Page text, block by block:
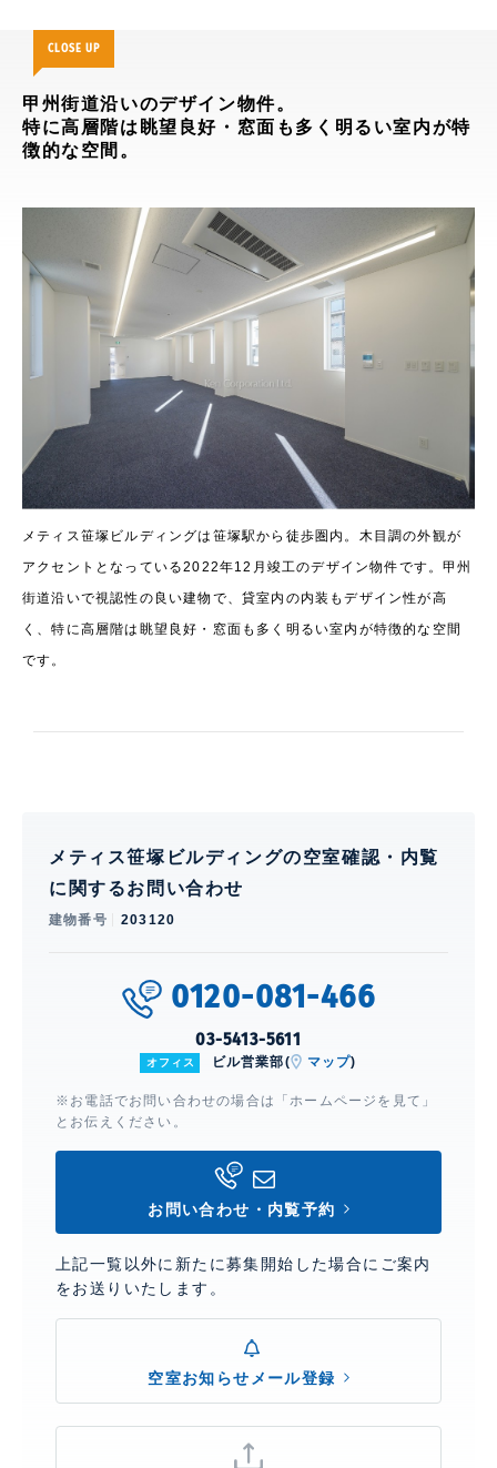
CLOSE UP
甲州街道沿いのデザイン物件。
特に高層階は眺望良好・窓面も多く明るい室内が特
徴的な空間。
メティス笹塚ビルディングは笹塚駅から徒歩圏内。木目調の外観が
アクセントとなっている2022年12月竣工のデザイン物件です。甲州
街道沿いで視認性の良い建物で、貸室内の内装もデザイン性が高
く、特に高層階は眺望良好・窓面も多く明るい室内が特徴的な空間
です。
メティス笹塚ビルディングの空室確認・内覧
に関するお問い合わせ
建物番号 203120
0120-081-466
03-5413-5611
オフィス ビル営業部( マップ)
※お電話でお問い合わせの場合は「ホームページを見て」
とお伝えください。
お問い合わせ・内覧予約
上記一覧以外に新たに募集開始した場合にご案内
をお送りいたします。
空室お知らせメール登録